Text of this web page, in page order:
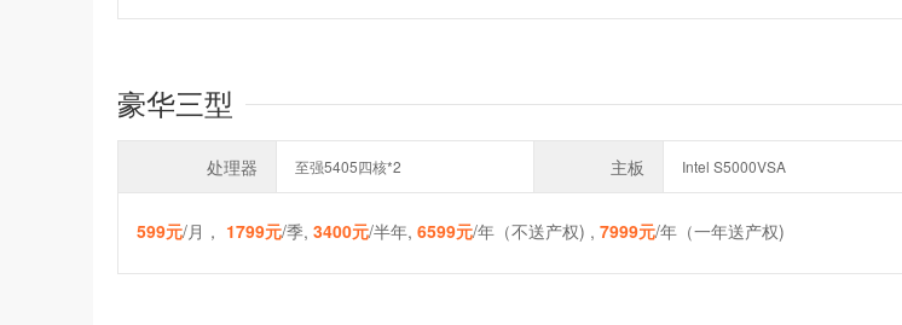
豪华三型
处理器 至强5405四核*2 主板 Intel S5000VSA
599元/月， 1799元/季, 3400元/半年, 6599元/年（不送产权) , 7999元/年（一年送产权)